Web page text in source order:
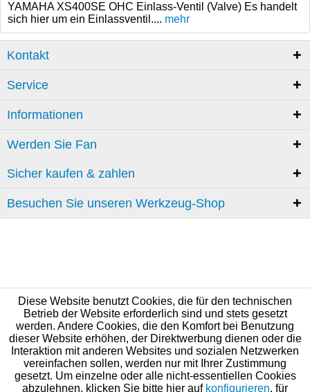
YAMAHA XS400SE OHC Einlass-Ventil (Valve) Es handelt
sich hier um ein Einlassventil.... mehr
Kontakt
Service
Informationen
Werden Sie Fan
Sicher kaufen & zahlen
Besuchen Sie unseren Werkzeug-Shop
Diese Website benutzt Cookies, die für den technischen
Betrieb der Website erforderlich sind und stets gesetzt
werden. Andere Cookies, die den Komfort bei Benutzung
dieser Website erhöhen, der Direktwerbung dienen oder die
Interaktion mit anderen Websites und sozialen Netzwerken
vereinfachen sollen, werden nur mit Ihrer Zustimmung
gesetzt. Um einzelne oder alle nicht-essentiellen Cookies
abzulehnen, klicken Sie bitte hier auf konfigurieren, für